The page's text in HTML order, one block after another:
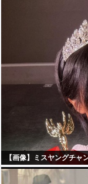
【画像】ミスヤングチ